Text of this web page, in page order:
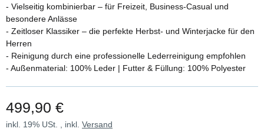
- Vielseitig kombinierbar – für Freizeit, Business-Casual und
besondere Anlässe
- Zeitloser Klassiker – die perfekte Herbst- und Winterjacke für den
Herren
- Reinigung durch eine professionelle Lederreinigung empfohlen
- Außenmaterial: 100% Leder | Futter & Füllung: 100% Polyester
499,90 €
inkl. 19% USt. , inkl. Versand